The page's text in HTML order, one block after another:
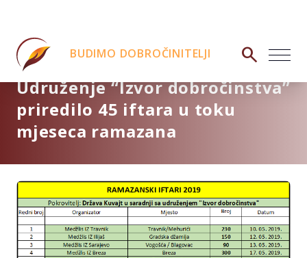
BUDIMO DOBROČINITELJI search
Udruženje “Izvor dobročinstva”
priredilo 45 iftara u toku
mjeseca ramazana